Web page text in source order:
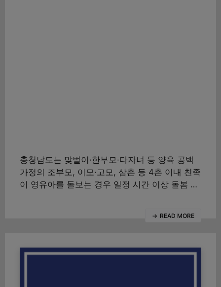
충청남도는 맞벌이·한부모·다자녀 등 양육 공백
가정의 조부모, 이모·고모, 삼촌 등 4촌 이내 친족
이 영유아를 돌보는 경우 일정 시간 이상 돌봄 …
READ MORE